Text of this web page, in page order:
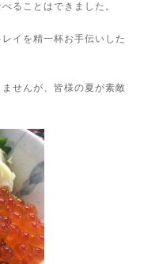
ることはできました。
イを精一杯お手伝いした
せんが、皆様の夏が素敵